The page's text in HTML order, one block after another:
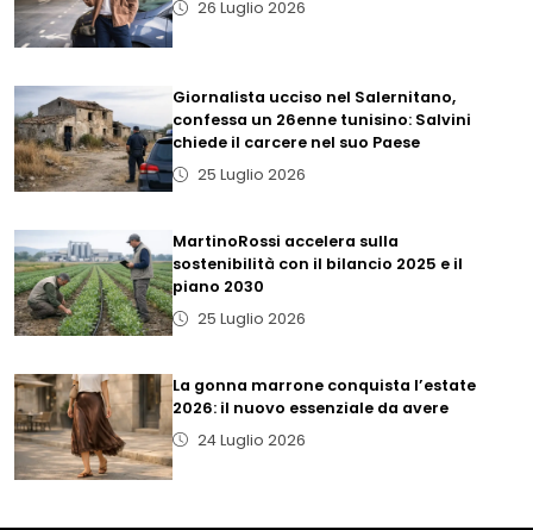
26 Luglio 2026
Giornalista ucciso nel Salernitano,
confessa un 26enne tunisino: Salvini
chiede il carcere nel suo Paese
25 Luglio 2026
MartinoRossi accelera sulla
sostenibilità con il bilancio 2025 e il
piano 2030
25 Luglio 2026
La gonna marrone conquista l’estate
2026: il nuovo essenziale da avere
24 Luglio 2026